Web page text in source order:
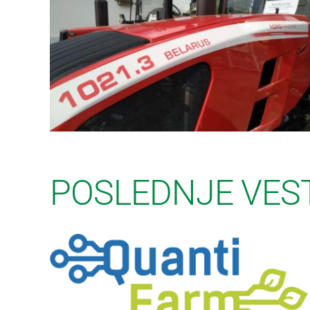
POSLEDNJE